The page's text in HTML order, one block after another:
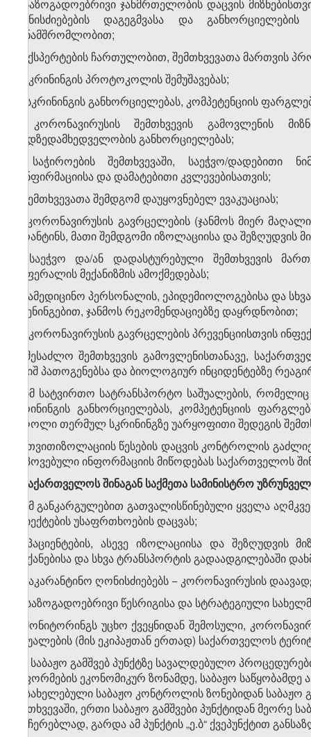
ა) საზოგადოებრივი ჯანმრთელობის დაცვის
ღონისძიებების დაგეგმვასა და
თანამშრომლობით;
ბ) ექსპერტების ჩართულობით, შემთხვევათა მართვის
გ) სკრინინგის პროტოკოლის შემუშავებას;
დ) სკრინინგის განხორციელებას, კომპეტენციის
ე) კორონავირუსის შემთხვევის გამოვლენის
ეპიდზედამხედველობის განხორციელებას;
ვ) საჭიროების შემთხვევაში, საეჭვო/დადებითი
კონფირმაციისა და დამატებითი კვლევებისათვის;
ზ) შემთხვევათა შემდგომ დაუყოვნებელ ევაკუაციას;
თ) კორონავირუსის გავრცელების (ჯანმოს მიერ
კარანტინს, მათი შემდგომი იზოლაციისა და შეზღუდვის
ი) საეჭვო და/ან დადასტურებული შემთხვევის
რეფერალის მექანიზმის ამოქმედებას;
კ) სამედიცინო პერსონალის, ეპიდემიოლოგებისა და
ტრენინგებით, ჯანმოს რეკომენდაციებზე დაყრდნობით;
ლ) კორონავირუსის გავრცელების პრევენციისთვის
მ) შესაძლო შემთხვევის გამოვლენისთანავე,
საშიშ პათოგენებსა და ბიოლოგიურ ინციდენტებზე
ნ) იმ სატვირთო სატრანსპორტო საშუალების,
სკრინინგის განხორციელებას, კომპეტენციის
მძღოლი თერმულ სკრინინგზე უარყოფითი შედეგის
ო) თვითიზოლაციის წესების დაცვის კონტროლის
მოპოვებული ინფორმაციის მიწოდებას საქართველოს
2. საქართველოს შინაგან საქმეთა სამინისტრო
ა) ამ განკარგულებით გათვალისწინებული ყველა
ობიექტების უსაფრთხოების დაცვას;
ბ) პაციენტების, ასევე იზოლაციისა და შეზღუდვის
მანქანებისა და სხვა ტრანსპორტის გადაადგილებაში
გ) საკარანტინო ღონისძიებებს − კორონავირუსის
დ) საზოგადოებრივი წესრიგისა და სტრატეგიული
ე) მონიტორინგს უცხო ქვეყნიდან შემოსული,
საშუალების (მის ეკიპაჟთან ერთად) საქართველოს
ე.ა) საბაჟო გამშვებ პუნქტზე სავალდებულო
გაფორმების ეკონომიკურ ზონამდე, საბაჟო
დასახელებული საბაჟო კონტროლის ზონებიდან
შემთხვევაში, ერთი საბაჟო გამშვები პუნქტიდან
გაუჩერებლად, გარდა ამ პუნქტის „ე.ბ“ ქვეპუნქტით